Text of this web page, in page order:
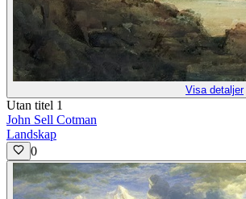
Visa detaljer
Utan titel 1
John Sell Cotman
Landskap
0